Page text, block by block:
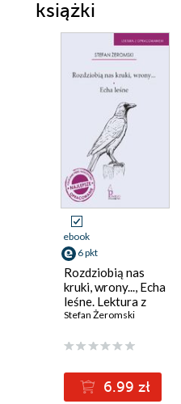
książki
ebook
6 pkt
Rozdziobią nas
kruki, wrony..., Echa
leśne. Lektura z
opracowaniem
Stefan Żeromski
6.99 zł